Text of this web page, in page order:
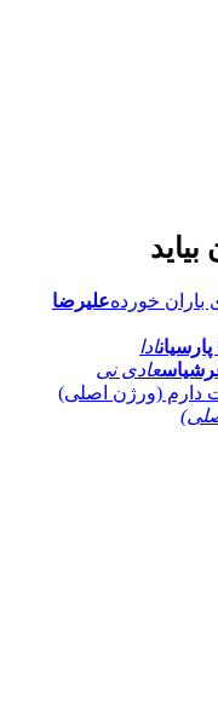
علیرضا
ادا
عادی نی